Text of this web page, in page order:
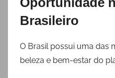
Brasileiro
O Brasil possui uma das
beleza e bem-estar do